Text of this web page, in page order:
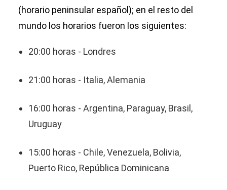
(horario peninsular español); en el resto del
mundo los horarios fueron los siguientes:
20:00 horas - Londres
21:00 horas - Italia, Alemania
16:00 horas - Argentina, Paraguay, Brasil,
Uruguay
15:00 horas - Chile, Venezuela, Bolivia,
Puerto Rico, República Dominicana